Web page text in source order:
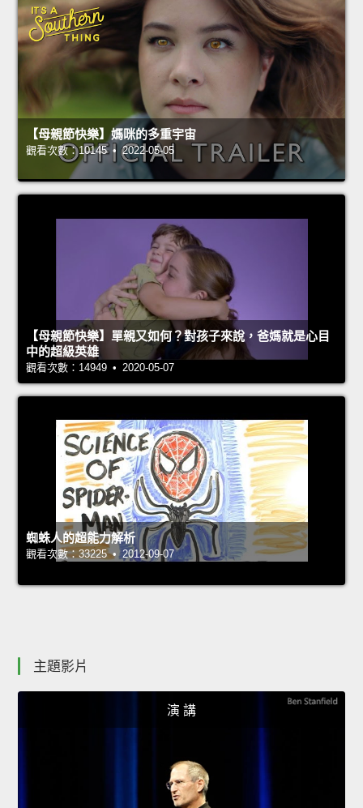
【母親節快樂】媽咪的多重宇宙
觀看次數：10145 • 2022-05-05
【母親節快樂】單親又如何？對孩子來說，爸媽就是心目
中的超級英雄
觀看次數：14949 • 2020-05-07
蜘蛛人的超能力解析
觀看次數：33225 • 2012-09-07
主題影片
演 講